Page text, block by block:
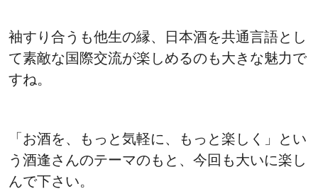
袖すり合うも他生の縁、日本酒を共通言語とし
て素敵な国際交流が楽しめるのも大きな魅力で
すね。
「お酒を、もっと気軽に、もっと楽しく」とい
う酒逢さんのテーマのもと、今回も大いに楽し
んで下さい。